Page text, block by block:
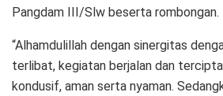
Pangdam III/Slw beserta rombongan.
“Alhamdulillah dengan sinergitas
terlibat, kegiatan berjalan dan
kondusif, aman serta nyaman.